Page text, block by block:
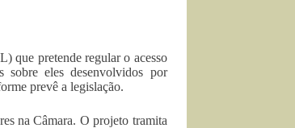
que pretende regular o acesso
sobre eles desenvolvidos por
prevê a legislação.
na Câmara. O projeto tramita